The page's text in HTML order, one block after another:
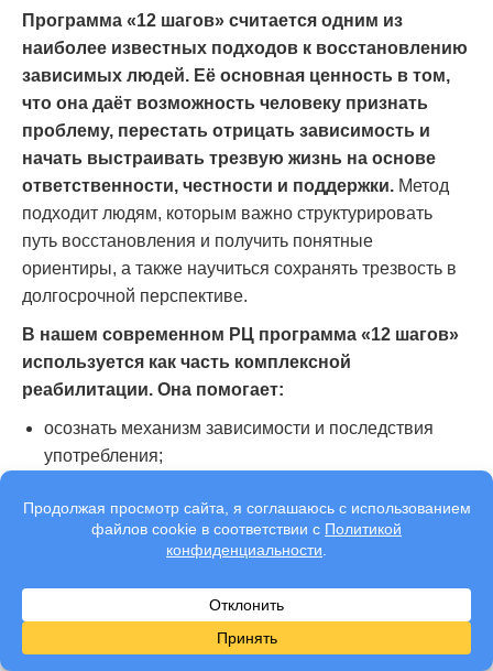
Программа «12 шагов» считается одним из
наиболее известных подходов к восстановлению
зависимых людей. Её основная ценность в том,
что она даёт возможность человеку признать
проблему, перестать отрицать зависимость и
начать выстраивать трезвую жизнь на основе
ответственности, честности и поддержки. Метод
подходит людям, которым важно структурировать
путь восстановления и получить понятные
ориентиры, а также научиться сохранять трезвость в
долгосрочной перспективе.
В нашем современном РЦ программа «12 шагов»
используется как часть комплексной
реабилитации. Она помогает:
осознать механизм зависимости и последствия
употребления;
помощь;
перестать оправдывать употребление и уходить в
работать с чувством вины, стыда и внутренними
конфликтами;
сформировать новые привычки трезвого